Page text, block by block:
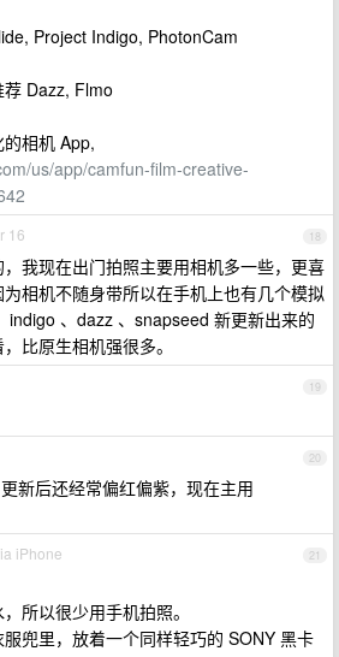
Project Indigo, PhotonCam
Dazz, Flmo
相机 App,
us/app/camfun-film-creative-
18
16
我现在出门拍照主要用相机多一些，更喜
相机不随身带所以在手机上也有几个模拟
indigo 、dazz 、snapseed 新更新出来的
比原生相机强很多。
19
20
新后还经常偏红偏紫，现在主用
21
iPhone
所以很少用手机拍照。
兜里，放着一个同样轻巧的 SONY 黑卡